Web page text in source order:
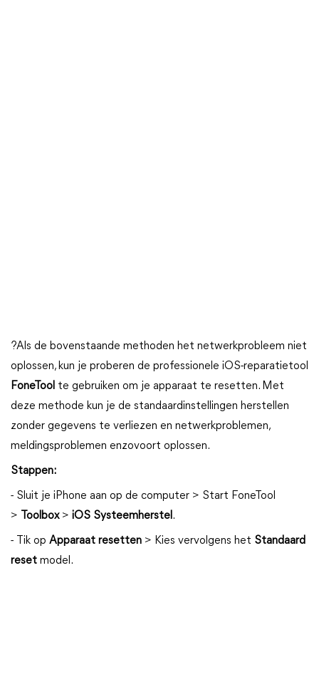
?Als de bovenstaande methoden het netwerkprobleem niet
oplossen, kun je proberen de professionele iOS-reparatietool
FoneTool te gebruiken om je apparaat te resetten. Met
deze methode kun je de standaardinstellingen herstellen
zonder gegevens te verliezen en netwerkproblemen,
meldingsproblemen enzovoort oplossen.
Stappen:
- Sluit je iPhone aan op de computer > Start FoneTool
>
Toolbox > iOS Systeemherstel .
- Tik op Apparaat resetten > Kies vervolgens het Standaard
reset model.